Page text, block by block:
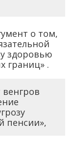
о том,
здоровью
границ» .
пенсии»,